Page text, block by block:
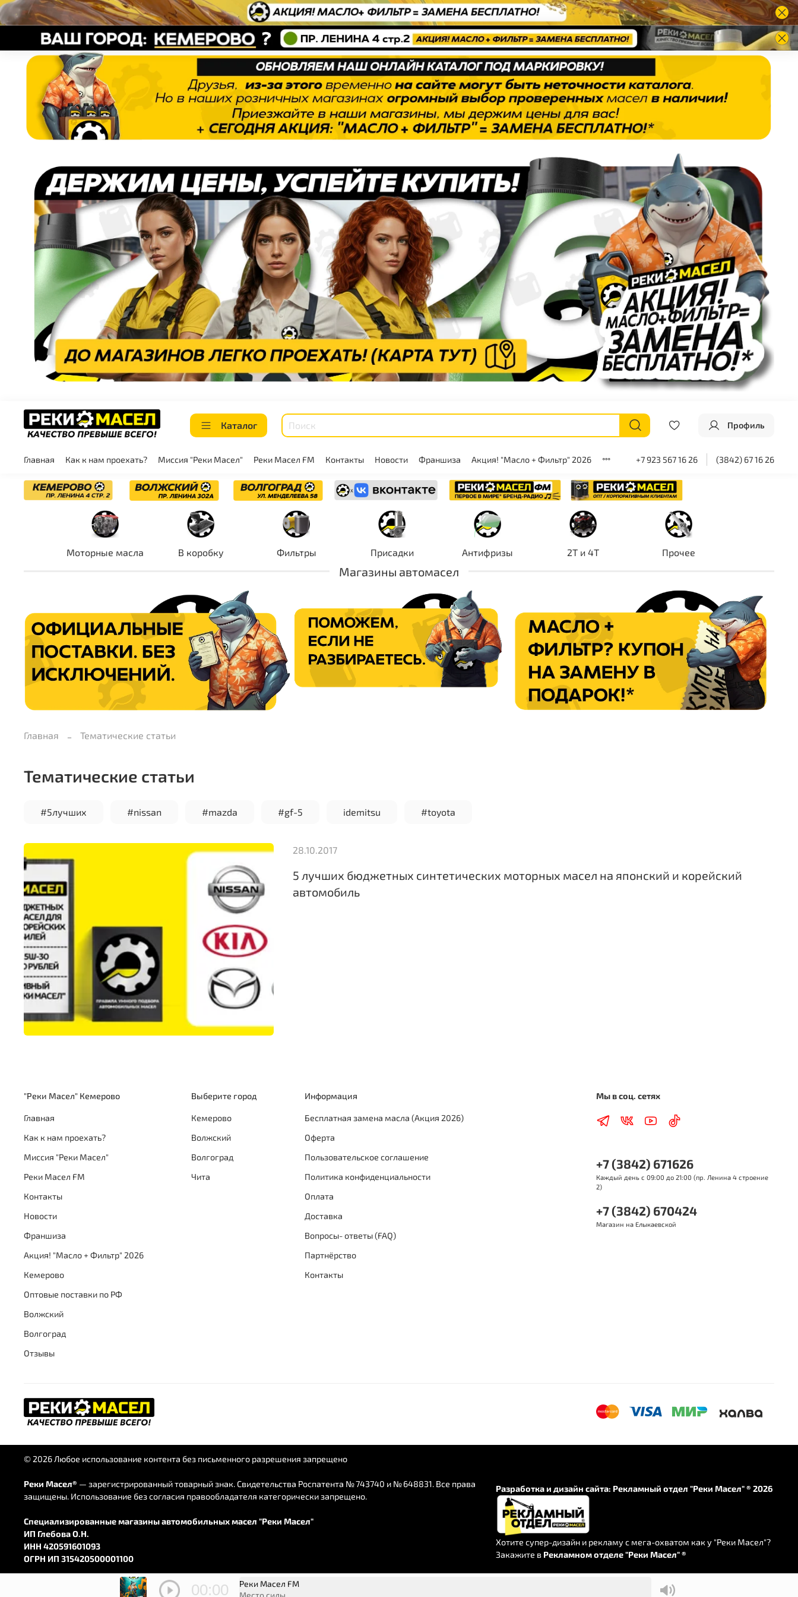
Каталог Профиль
Главная Как к нам проехать? Миссия "Реки Масел" Реки Масел FM Контакты Новости Франшиза Акция! "Масло + Фильтр" 2026 +7 923 567 16 26 (3842) 67 16 26
Моторные масла В коробку Фильтры Присадки Антифризы 2T и 4T Прочее
Магазины автомасел
Главная Тематические статьи
Тематические статьи
#5лучших #nissan #mazda #gf-5 idemitsu #toyota
5 лучших бюджетных синтетических моторных масел на японский и корейский
автомобиль
28.10.2017
"Реки Масел" Кемерово
Главная
Как к нам проехать?
Миссия "Реки Масел"
Реки Масел FM
Контакты
Новости
Франшиза
Акция! "Масло + Фильтр" 2026
Кемерово
Оптовые поставки по РФ
Волжский
Волгоград
Отзывы
Выберите город
Кемерово
Волжский
Волгоград
Чита
Информация
Бесплатная замена масла (Акция 2026)
Оферта
Пользовательское соглашение
Политика конфиденциальности
Оплата
Доставка
Вопросы- ответы (FAQ)
Партнёрство
Контакты
Мы в соц. сетях
+7 (3842) 671626
Каждый день с 09:00 до 21:00 (пр. Ленина 4 строение
2)
+7 (3842) 670424
Магазин на Елыкаевской
© 2026 Любое использование контента без письменного разрешения запрещено
Реки Масел® — зарегистрированный товарный знак. Свидетельства Роспатента № 743740 и № 648831. Все права
защищены. Использование без согласия правообладателя категорически запрещено.
Специализированные магазины автомобильных масел "Реки Масел"
ИП Глебова О.Н.
ИНН 420591601093
ОГРН ИП 315420500001100
E-mail для всех вопросов:info@rekimasel.ru
Разработка и дизайн сайта: Рекламный отдел "Реки Масел" ® 2026
Хотите супер-дизайн и рекламу с мега-охватом как у "Реки Масел"?
Закажите в Рекламном отделе "Реки Масел" ®
00:00
Реки Масел FM
Место силы